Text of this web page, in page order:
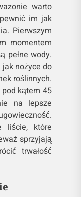
warto
im jak
Pierwszym
momentem
pełne wody.
nożyce do
roślinnych.
pod kątem 45
na lepsze
liście, które
sprzyjają
trwałość